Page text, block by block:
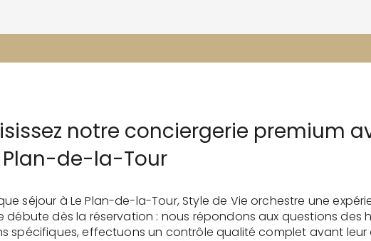
notre conciergerie premium
Plan-de-la-Tour
séjour à Le Plan-de-la-Tour, Style de Vie orchestre une
débute dès la réservation : nous répondons aux questions des
spécifiques, effectuons un contrôle qualité complet avant leur